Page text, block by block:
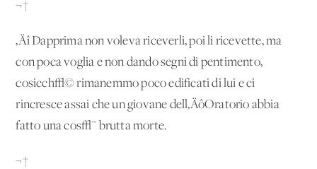
¬†
‚Äî Dapprima non voleva riceverli, poi li ricevette, ma
con poca voglia e non dando segni di pentimento,
cosicch√© rimanemmo poco edificati di lui e ci
rincresce assai che un giovane dell‚ÄôOratorio abbia
fatto una cos√¨ brutta morte.
¬†